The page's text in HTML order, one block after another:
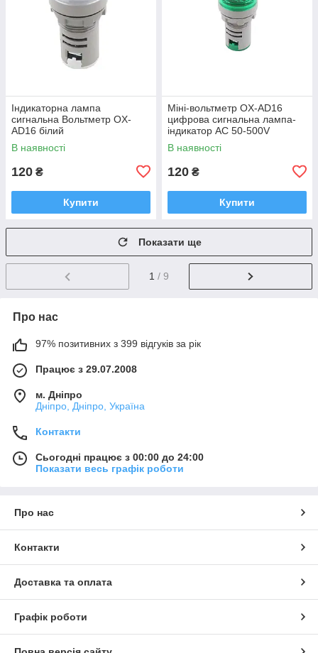
Індикаторна лампа
сигнальна Вольтметр OX-
AD16 білий
В наявності
120 ₴
Купити
Міні-вольтметр OX-AD16
цифрова сигнальна лампа-
індикатор AC 50-500V
зелений
В наявності
120 ₴
Купити
Показати ще
1 / 9
Про нас
97% позитивних з 399 відгуків за рік
Працює з 29.07.2008
м. Дніпро
Дніпро, Дніпро, Україна
Контакти
Сьогодні працює з 00:00 до 24:00
Показати весь графік роботи
Про нас
Контакти
Доставка та оплата
Графік роботи